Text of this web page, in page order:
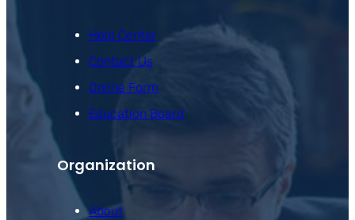
Help Center
Contact Us
Online Form
Education Board
Organization
About